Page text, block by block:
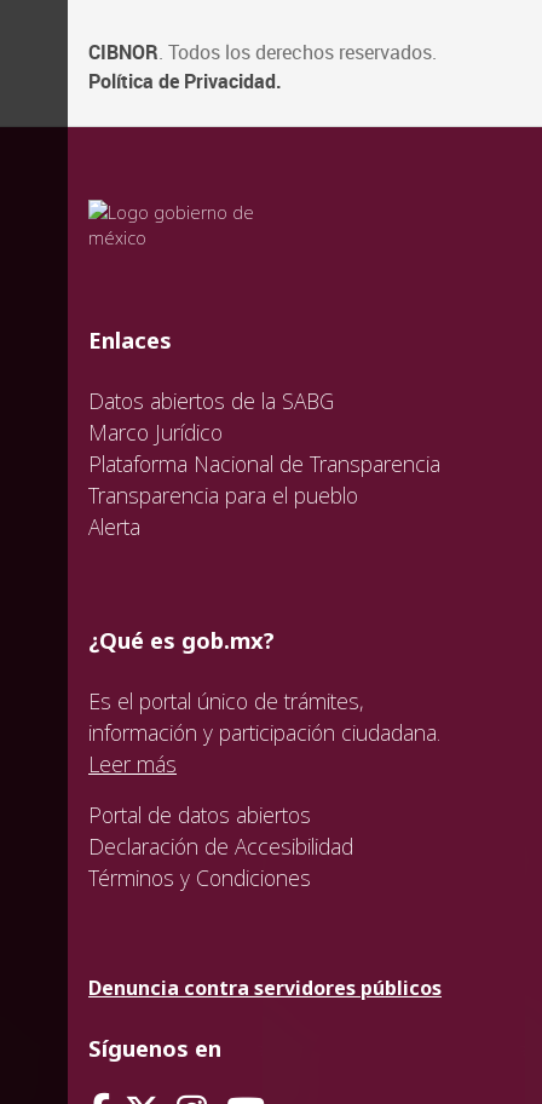
CIBNOR. Todos los derechos reservados.
Política de Privacidad.
valida
valida
valida
Enlaces
Datos abiertos de la SABG
Marco Jurídico
Plataforma Nacional de Transparencia
Transparencia para el pueblo
Alerta
¿Qué es gob.mx?
Es el portal único de trámites,
información y participación ciudadana.
Leer más
Portal de datos abiertos
Declaración de Accesibilidad
Términos y Condiciones
Denuncia contra servidores públicos
Síguenos en